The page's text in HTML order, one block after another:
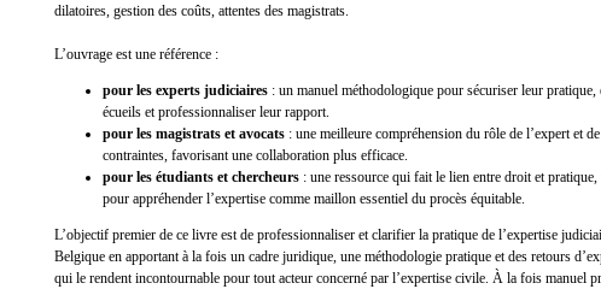
dilatoires, gestion des coûts, attentes des magistrats.
L’ouvrage est une référence :
pour les experts judiciaires : un manuel méthodologique pour sécuriser leur pratique,
écueils et professionnaliser leur rapport.
pour les magistrats et avocats : une meilleure compréhension du rôle de l’expert et
contraintes, favorisant une collaboration plus efficace.
pour les étudiants et chercheurs : une ressource qui fait le lien entre droit et
pour appréhender l’expertise comme maillon essentiel du procès équitable.
L’objectif premier de ce livre est de professionnaliser et clarifier la pratique de l’expertise
Belgique en apportant à la fois un cadre juridique, une méthodologie pratique et des retours
qui le rendent incontournable pour tout acteur concerné par l’expertise civile. À la fois manuel